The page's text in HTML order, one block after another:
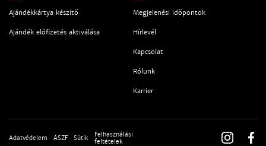
Ajándékkártya készítő
Ajándék előfizetés aktiválása
Megjelenési időpontok
Hírlevél
Kapcsolat
Rólunk
Karrier
Adatvédelem ÁSZF Sütik
Felhasználási
feltételek